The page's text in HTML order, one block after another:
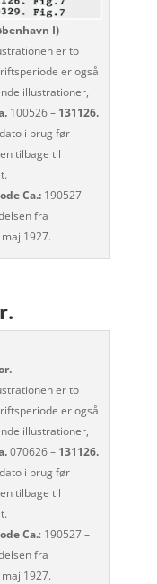
I)
er to
er også
illustrationer,
100526 – 131126.
i brug før
tilbage til
Ca.:190527 –
fra
1927.
er to
er også
illustrationer,
070626 – 131126.
i brug før
tilbage til
Ca.: 190527 –
fra
1927.